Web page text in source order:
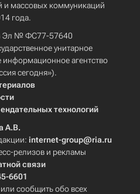
и массовых коммуникаций
года.
Эл № ФС77-57640
унитарное
агентство
сегодня»).
технологий
А.В.
internet-group@ria.ru
релизов и рекламы
связи
6601
сообщить обо всех